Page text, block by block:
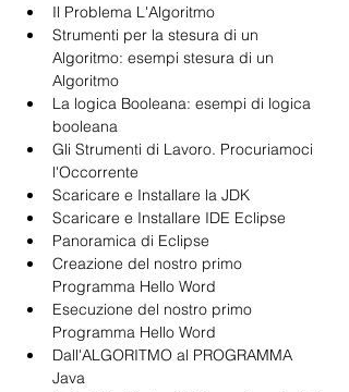
Il Problema L'Algoritmo
Strumenti per la stesura di un
Algoritmo: esempi stesura di un
Algoritmo
La logica Booleana: esempi di logica
booleana
Gli Strumenti di Lavoro. Procuriamoci
l'Occorrente
Scaricare e Installare la JDK
Scaricare e Installare IDE Eclipse
Panoramica di Eclipse
Creazione del nostro primo
Programma Hello Word
Esecuzione del nostro primo
Programma Hello Word
Dall'ALGORITMO al PROGRAMMA
Java